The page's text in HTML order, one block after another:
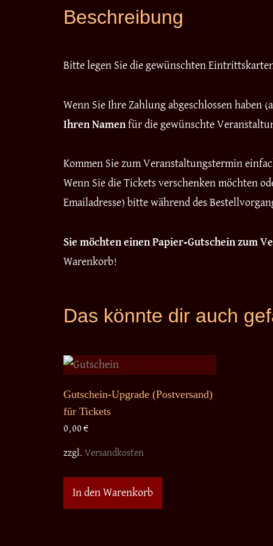
Beschreibung
Bitte legen Sie die gewünschten
Wenn Sie Ihre Zahlung abgeschlossen
Ihren Namenfür die gewünschte
Kommen Sie zum Veranstaltungstermin
Wenn Sie die Tickets verschenken möchten
Emailadresse) bitte während des
Sie möchten einen Papier-Gutschein zum
Warenkorb!
Das könnte dir auch
Gutschein-Upgrade (Postversand)
für Tickets
0,00€
zzgl.Versandkosten
In den Warenkorb